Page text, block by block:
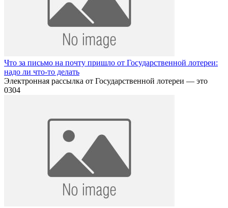
Что за письмо на почту пришло от Государственной лотереи:
надо ли что-то делать
Электронная рассылка от Государственной лотереи — это
0304